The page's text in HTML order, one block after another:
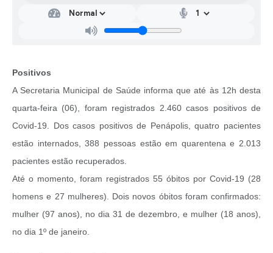
Positivos
A Secretaria Municipal de Saúde informa que até às 12h desta
quarta-feira (06), foram registrados 2.460 casos positivos de
Covid-19. Dos casos positivos de Penápolis, quatro pacientes
estão internados, 388 pessoas estão em quarentena e 2.013
pacientes estão recuperados.
Até o momento, foram registrados 55 óbitos por Covid-19 (28
homens e 27 mulheres). Dois novos óbitos foram confirmados:
mulher (97 anos), no dia 31 de dezembro, e mulher (18 anos),
no dia 1º de janeiro.